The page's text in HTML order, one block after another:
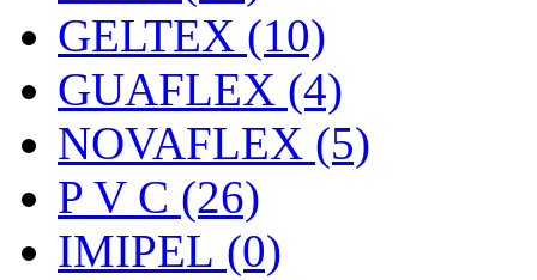
GELTEX (10)
GUAFLEX (4)
NOVAFLEX (5)
P V C (26)
IMIPEL (0)